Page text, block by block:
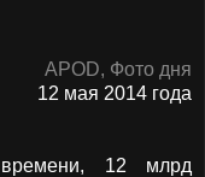
APOD, Фото дня
12 мая 2014 года
12 млрд